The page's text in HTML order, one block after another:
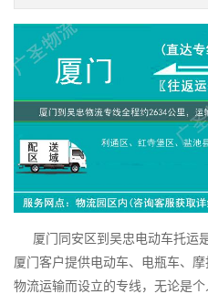
厦门同安区到吴忠电动车托运
厦门客户提供电动车、电瓶车、
物流运输而设立的专线，无论是